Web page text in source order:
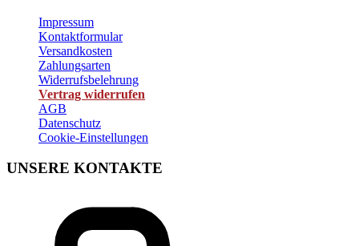
Impressum
Kontaktformular
Versandkosten
Zahlungsarten
Widerrufsbelehrung
Vertrag widerrufen
AGB
Datenschutz
Cookie-Einstellungen
UNSERE KONTAKTE